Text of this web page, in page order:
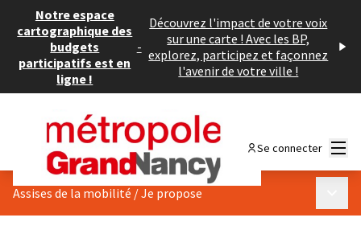
Notre espace
cartographique des
budgets
participatifs est en
ligne !
-
Découvrez l'impact de votre voix
sur une carte ! Avec les BP,
explorez, participez et façonnez
l'avenir de votre ville !
Se connecter
Assises de la mobilité /Je propose